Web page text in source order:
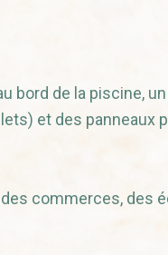
bord de la piscine,
et des
commerces, des